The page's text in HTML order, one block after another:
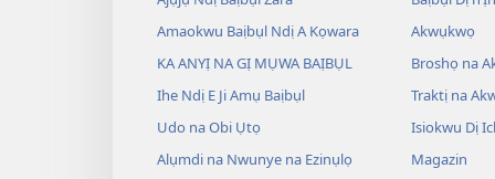
Amaokwu Baịbụl Ndị A Kọwara
KA ANYỊ NA GỊ MỤWA BAỊBỤL
Ihe Ndị E Ji Amụ Baịbụl
Udo na Obi Ụtọ
Alụmdi na Nwunye na Ezinụlọ
Akwụkwọ
Broshọ na
Traktị na
Isiokwu Dị
Magazin